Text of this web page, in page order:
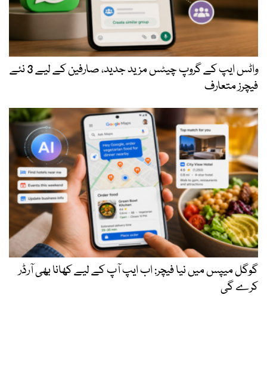
واٹس ایپ کے گروپ چیٹس مزید جدید، صارفین کے لیے 3 نئے
فیچرز متعارف
گوگل میپس میں نیا فیچر: اب ایپ آپ کے لیے کھانا بھی آرڈر
کرے گی